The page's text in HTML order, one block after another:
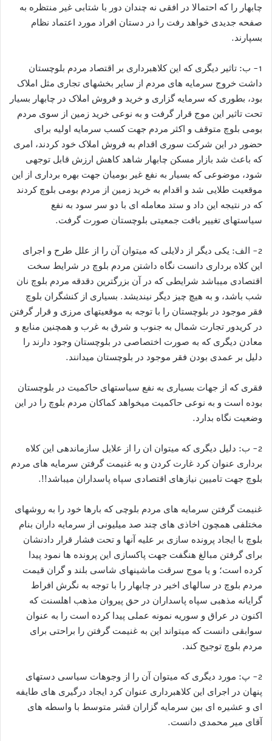
چابهار را که احتمالا در افقی نه چندان دور با شتابی غیر منتظره به
صفحه جدیدی خواهد رفت را در دستان افراد مورد اعتماد نظام
بسپارند.
1- ب: تاثیر دیگری که این کلاهبرداری بر اقتصاد مردم بلوچستان
داشت خروج سرمایه های مردم از سایر بخشهای تجاری مثل املاک
بود، بطوری که سرمایه گزاری و خرید و فروش املاک در چابهار بسیار
تحت تاثیر این موج قرار گرفت و به نوعی خرید زمین از سوی مردم
بومی بلوچ متو‌قف و اکثر مردم جهت کسب سرمایه اولیه برای
حضور در این شرکت سوری اقدام به فروش املاک خود کردند، امری
که باعث شد بازار مسکن چابهار شاهد کاهش ارزش قابل توجهی
شود، موضوعی که بسیار به نفع غیر بومیان جهت بهره برداری از این
موقعیت طلایی شد و اقدام به خرید زمین از مردم بومی بلوچ‌ کردند
که در نتیجه این داد و ستد معامله ای با دو سر سود به نفع
سیاستهای تغییر بافت جمعیتی بلوچستان صورت گرفت.
2- الف: یکی دیگر از دلایلی که میتوان آن را از علل طرح و اجرای
این کلاه برداری دانست نگاه داشتن مردم بلوچ در شرایط سخت
اقتصادی میباشد شرایطی که در آن بزرگترین دقدقه مردم بلوچ نان
شب باشد، و به هیچ چیز دیگر نیندیشد. بسیاری از کنشگران بلوچ
فقر موجود در بلوچستان را با توجه به موقعیتهای مرزی و قرار گرفتن
در کریدور تجارت شمال به جنوب و شرق به غرب و همچنین منابع و
معادن دیگری که به صورت اختصاصی در بلوچستان وجود دارند را
دلیل بر عمدی بودن فقر موجود در بلوچستان میدانند.
فقری که از جهات بسیاری به نفع سیاستهای حاکمیت در بلوچستان
بوده است و به نوعی حاکمیت میخواهد کماکان مردم بلوچ را در این
وضعیت نگاه بدارد.
2- ب: دلیل دیگری که میتوان ان را از علایل سازماندهی این کلاه
برداری عنوان کرد غارت کردن و به غنیمت گرفتن سرمایه های مردم
بلوچ جهت تامیین نیازهای اقتصادی سپاه پاسداران میباشد!!.
غنیمت گرفتن سرمایه های مردم بلوچی که بارها خود را به روشهای
مختلفی همچون اخاذی های چند صد میلیونی از سرمایه داران بنام
بلوچ با ایجاد پرونده سازی بر علیه آنها و تحت فشار قرار دادنشان
برای گرفتن مبالغ هنگفت جهت پاکسازی این پرونده ها نمود پیدا
کرده است؛ و یا موج سرقت ماشینهای شاسی بلند و گران قیمت
مردم بلوچ در سالهای اخیر در چابهار را با توجه به نگرش افراط
گرایانه مذهبی سپاه پاسداران در حق پیروان مذهب اهلسنت که
اکنون در عراق و سوریه نمونه عملی پیدا کرده است را به عنوان
سوابقی دانست که میتواند این به غنیمت گرفتن را براحتی برای
مردم بلوچ توجیح کند.
2- پ: مورد دیگری که میتوان آن را از وجوهات سیاسی دستهای
پنهان در اجرای این کلاهبرداری عنوان کرد ایجاد درگیری های طایفه
ای و عشیره ای بین سرمایه گزاران قشر متوسط با واسطه های
آقای میر محمدی دانست.